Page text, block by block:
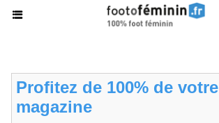
Profitez de 100% de votre
magazine